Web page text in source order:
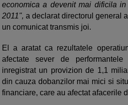
economica a devenit mai dificila
2011", a declarat directorul general
un comunicat transmis joi.
El a aratat ca rezultatele
afectate sever de
inregistrat un provizion de 1,1
din cauza dobanzilor mai mici si
financiare, care au afectat afacerile